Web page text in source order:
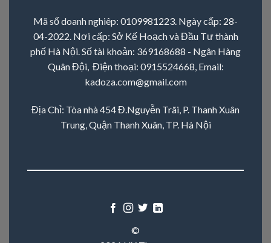
Mã số doanh nghiêp: 0109981223. Ngày cấp: 28-
04-2022. Nơi cấp: Sở Kế Hoạch và Đầu Tư thành
phố Hà Nội. Số tài khoản: 369168688 - Ngân Hàng
Quân Đội, Điện thoại: 0915524668, Email:
kadoza.com@gmail.com
Địa Chỉ: Tòa nhà 454 Đ.Nguyễn Trãi, P. Thanh Xuân
Trung, Quận Thanh Xuân, TP. Hà Nội
©